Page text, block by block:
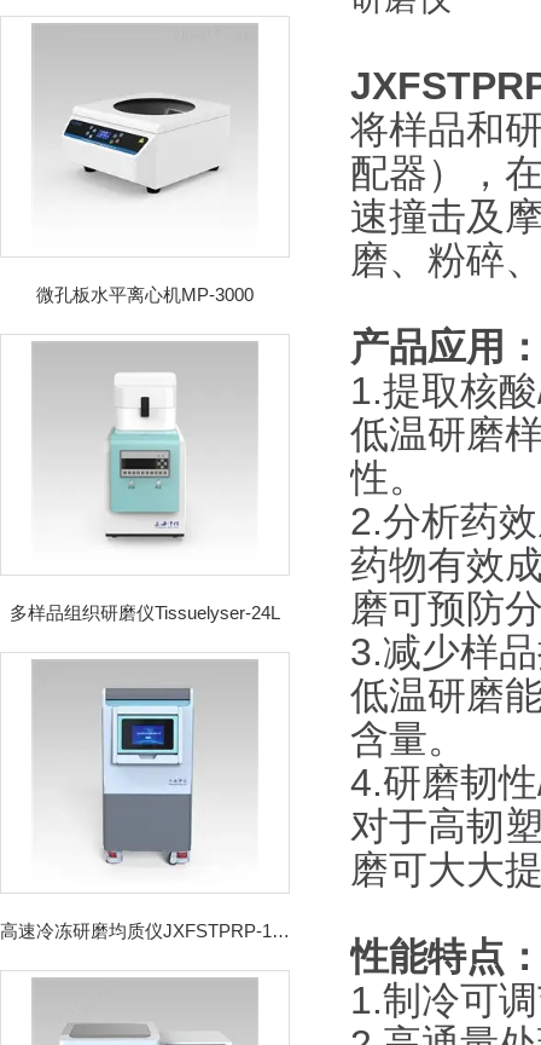
微孔板水平离心机MP-3000
多样品组织研磨仪Tissuelyser-24L
高速冷冻研磨均质仪JXFSTPRP-192CL
将样品和
配器），
速撞击及
磨、粉碎
产品应用
1.提取核
低温研磨
性。
2.分析药
药物有效
磨可预防
3.减少样
低温研磨
含量。
4.研磨韧
对于高韧
磨可大大
性能特点
1.制冷可